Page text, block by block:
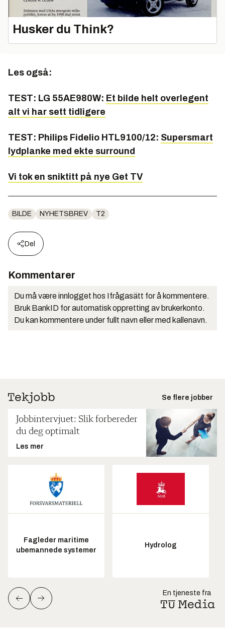
Husker du Think?
Les også:
TEST: LG 55AE980W: Et bilde helt overlegent
alt vi har sett tidligere
TEST: Philips Fidelio HTL9100/12: Supersmart
lydplanke med ekte surround
Vi tok en sniktitt på nye Get TV
BILDE NYHETSBREV T2
Del
Kommentarer
Du må være innlogget hos Ifrågasätt for å kommentere.
Bruk BankID for automatisk oppretting av brukerkonto.
Du kan kommentere under fullt navn eller med kallenavn.
Se flere jobber
Jobbintervjuet: Slik forbereder
du deg optimalt
Les mer
Fagleder maritime
ubemannede systemer
Hydrolog
En tjeneste fra